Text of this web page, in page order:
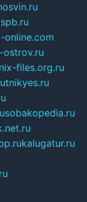
online.com
nix-files.org.ru
sobakopedia.ru
kalugatur.ru